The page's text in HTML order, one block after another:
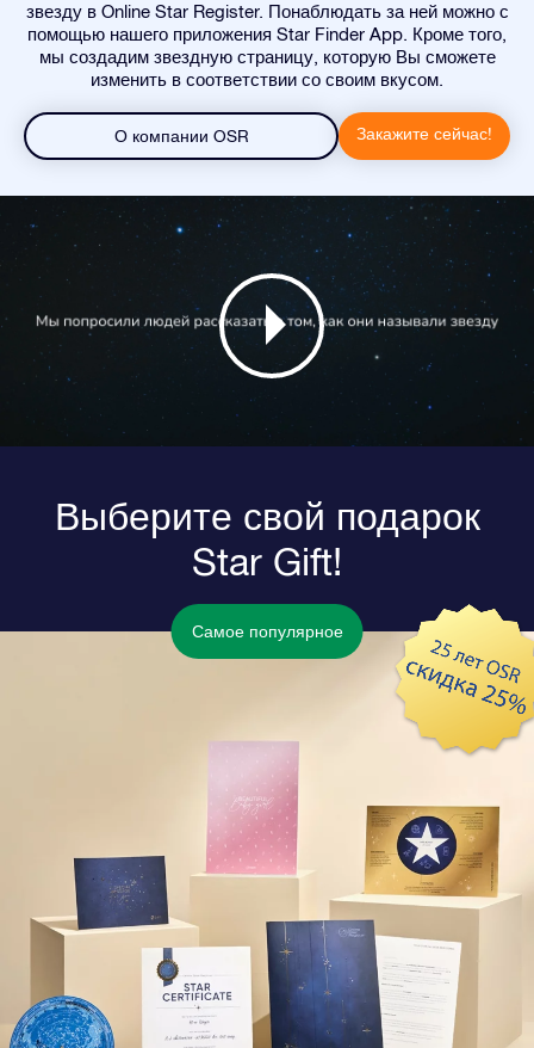
звезду в Online Star Register. Понаблюдать за ней можно с
помощью нашего приложения Star Finder App. Кроме того,
мы создадим звездную страницу, которую Вы сможете
изменить в соответствии со своим вкусом.
О компании OSR Закажите сейчас!
Выберите свой подарок
Star Gift!
Самое популярное